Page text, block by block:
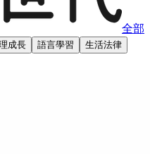
全部
成長 語言學習
生活法律